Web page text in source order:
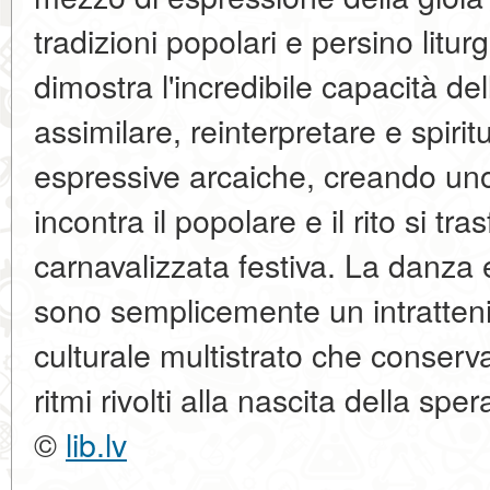
tradizioni popolari e persino
dimostra l'incredibile capacità
assimilare, reinterpretare e
espressive arcaiche, creando
incontra il popolare e il rito si
carnavalizzata festiva. La
sono semplicemente un
culturale multistrato che
ritmi rivolti alla nascita della
© lib.lv